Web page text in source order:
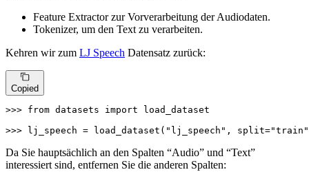
Feature Extractor zur Vorverarbeitung der Audiodaten.
Tokenizer, um den Text zu verarbeiten.
Kehren wir zum LJ Speech Datensatz zurück:
Copied
>>> from datasets import load_dataset
>>>
lj_speech = load_dataset( "lj_speech" , split="train"
Da Sie hauptsächlich an den Spalten “Audio” und “Text”
interessiert sind, entfernen Sie die anderen Spalten: